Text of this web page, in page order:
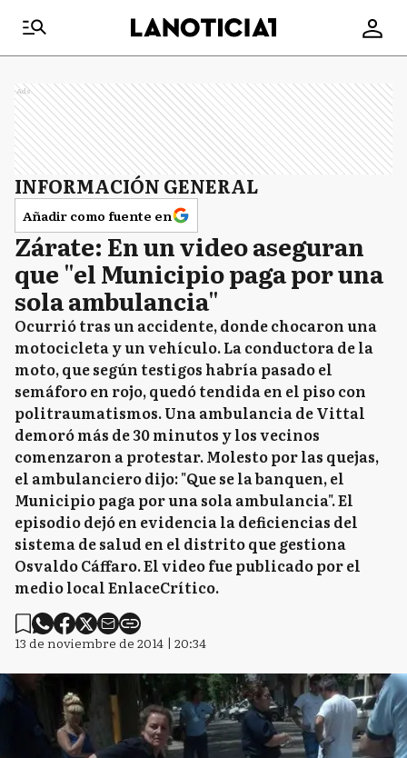
Ads
INFORMACIÓN GENERAL
Añadir como fuente en
Zárate: En un video aseguran
que "el Municipio paga por una
sola ambulancia"
Ocurrió tras un accidente, donde chocaron una
motocicleta y un vehículo. La conductora de la
moto, que según testigos habría pasado el
semáforo en rojo, quedó tendida en el piso con
politraumatismos. Una ambulancia de Vittal
demoró más de 30 minutos y los vecinos
comenzaron a protestar. Molesto por las quejas,
el ambulanciero dijo: "Que se la banquen, el
Municipio paga por una sola ambulancia". El
episodio dejó en evidencia la deficiencias del
sistema de salud en el distrito que gestiona
Osvaldo Cáffaro. El video fue publicado por el
medio local EnlaceCrítico.
13 de noviembre de 2014 | 20:34